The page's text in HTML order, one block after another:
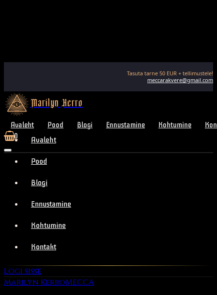
Tasuta tarne 50 EUR + tellimustele!
meccarakvere@gmail.com
Marilyn Kerro
Avaleht Pood Blogi Ennustamine Kohtumine
0 Avaleht
Pood
Blogi
Ennustamine
Kohtumine
Kontakt
Logi sisse
Marilyn KerroMECCA